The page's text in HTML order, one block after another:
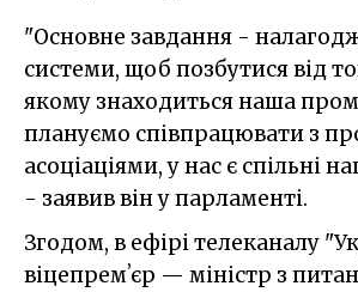
"Основне завдання - налагодження
системи, щоб позбутися від
якому знаходиться наша
плануємо співпрацювати з
асоціаціями, у нас є спільні
- заявив він у парламенті.
Згодом, в ефірі телеканалу
віцепремʼєр — міністр з